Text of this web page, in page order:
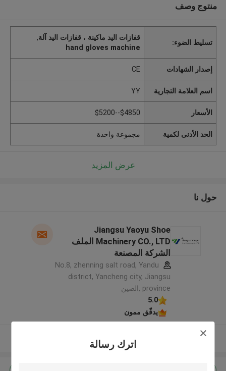
اترك رسالة
منتوج وصف
تسليط الضوء:
قفازات اليد ماكينة ، قفازات اليد آلة,
hand gloves machine
إصدار الشهادات CE
اسم العلامة التجارية YY
الأسعار $4850--$5200
الحد الأدنى لكمية مجموعة واحدة
عرض المزيد
حول نا
Jiangsu Yaoyu Shoe
Machinery CO., LTD الملف
الشركة المصنعة
No.8, zhenning salt road, Yandu
district, Yancheng city, Jiangsu
province ,الصين
5.0
يدقّق ممون
عرض المزيد